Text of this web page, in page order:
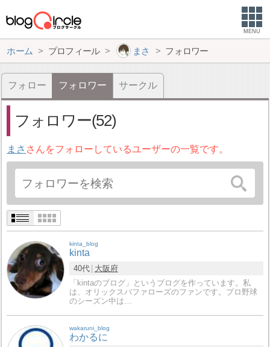
MENU
ホーム プロフィール まさ フォロワー
フォロー フォロワー サークル
フォロワー(52)
まさ さんをフォローしているユーザーの一覧です。
kinta_blog
kinta
40代
大阪府
「kintaのブログ」というブログを作っています。私
は、オリックスバファローズのファンです。プロ野球
のシーズン中は…
wakaruni_blog
わかるに